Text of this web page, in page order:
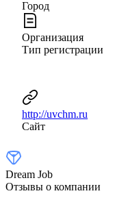
Город
Организация
Тип регистрации
http://uvchm.ru
Сайт
Dream Job
Отзывы о компании